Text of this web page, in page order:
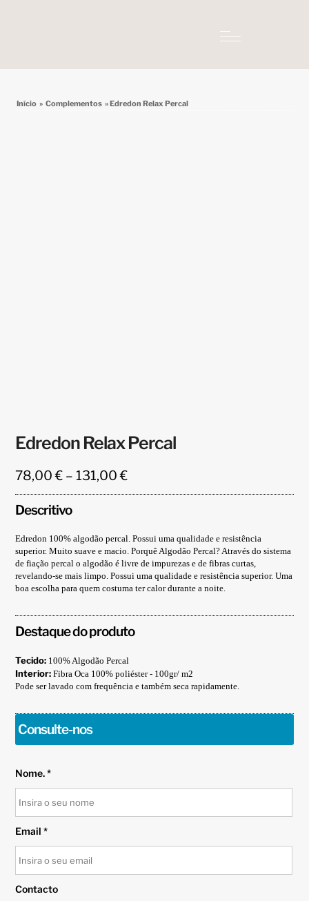
Início » Complementos » Edredon Relax Percal
Edredon Relax Percal
78,00€ – 131,00€Price
range:
131,00 €
Descritivo
Edredon 100% algodão percal. Possui uma qualidade e resistência
superior. Muito suave e macio. Porquê Algodão Percal? Através do sistema
de fiação percal o algodão é livre de impurezas e de fibras curtas,
revelando-se mais limpo. Possui uma qualidade e resistência superior. Uma
boa escolha para quem costuma ter calor durante a noite.
Destaque do produto
Tecido: 100% Algodão Percal
Interior: Fibra Oca 100% poliéster - 100gr/ m2
Pode ser lavado com frequência e também seca rapidamente.
Consulte-nos
Nome. *
Email *
Contacto